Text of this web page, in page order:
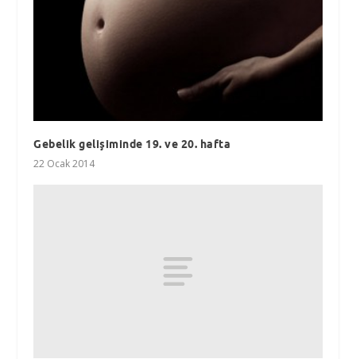
Gebelik gelişiminde 19. ve 20. hafta
22 Ocak 2014